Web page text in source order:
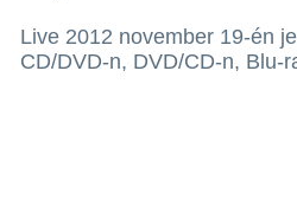
Live 2012 november 19-én
CD/DVD-n, DVD/CD-n, Blu-